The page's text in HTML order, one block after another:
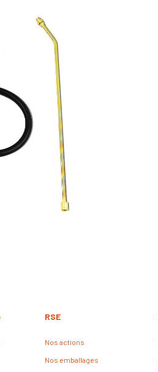
RSE
Nos actions
Nos emballages